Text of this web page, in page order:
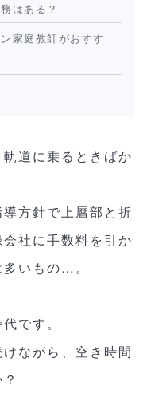
はある？
家庭教師がおすす
道に乗るときばか
方針で上層部と折
社に手数料を引か
いもの…。
です。
ながら、空き時間